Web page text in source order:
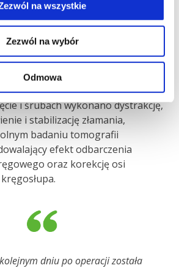
na wszystkie
Zezwól na wybór
Odmowa
operacji wykonano korekcję osi
lekarz połączył wszystkie śruby
aby usztywnić kręgosłup i
krzywiznę. Poprzez
i śrubach wykonano dystrakcję,
i stabilizację złamania,
badaniu tomografii
efekt odbarczenia
oraz korekcję osi
dniu po operacji została